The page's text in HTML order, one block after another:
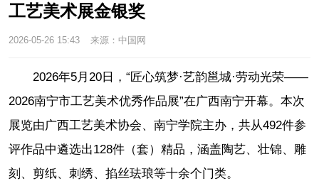
工艺美术展金银奖
2026-05-26 15:43 来源：中国网
2026年5月20日，“匠心筑梦·艺韵邕城·劳动光荣——
2026南宁市工艺美术优秀作品展”在广西南宁开幕。本次
展览由广西工艺美术协会、南宁学院主办，共从492件参
评作品中遴选出128件（套）精品，涵盖陶艺、壮锦、雕
刻、剪纸、刺绣、掐丝珐琅等十余个门类。